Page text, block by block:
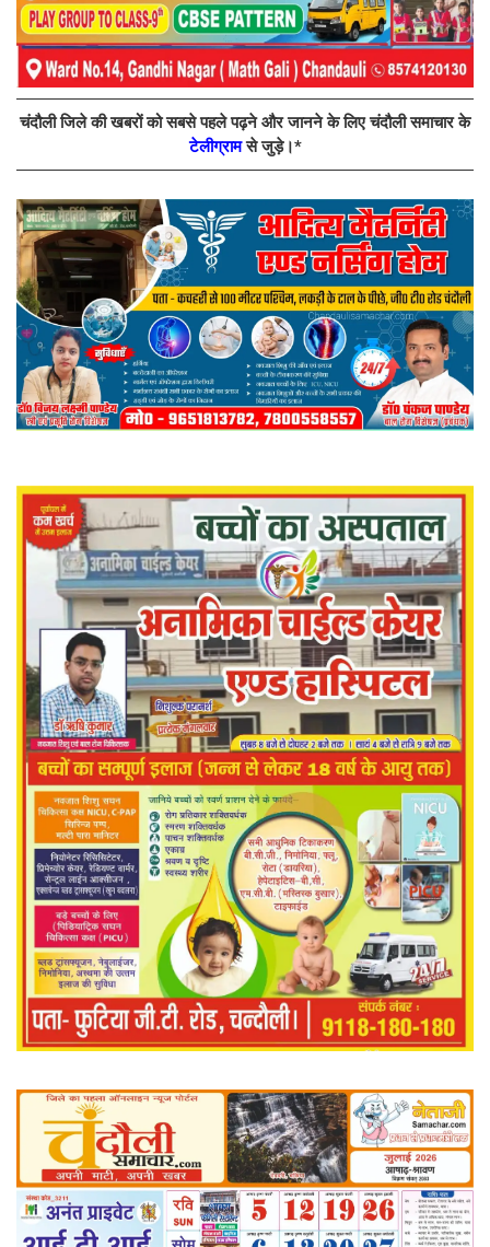
चंदौली जिले की खबरों को सबसे पहले पढ़ने और जानने के लिए चंदौली समाचार के
टेलीग्रामसे जुड़े।*